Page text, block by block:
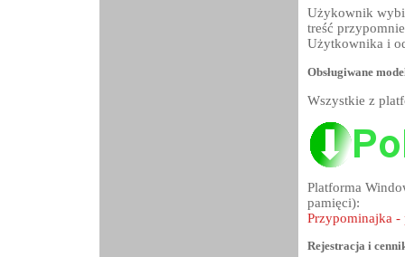
Użykownik
treść
Użytkownika i
Obsługiwane
Wszystkie z
Platforma
pamięci):
Przypominajka -
Rejestracja i